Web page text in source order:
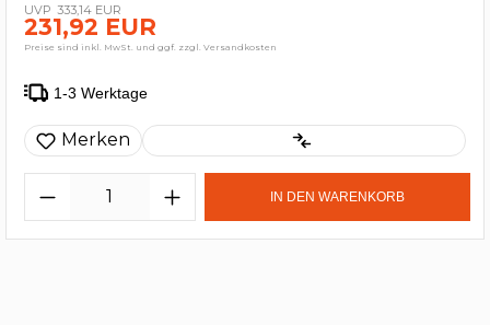
333,14 EUR
231,92 EUR
Preise sind inkl. MwSt. und ggf. zzgl. Versandkosten
1-3 Werktage
Merken
IN DEN WARENKORB